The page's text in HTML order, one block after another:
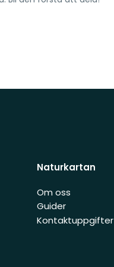
Naturkartan
Om oss
Guider
Kontaktuppgifter